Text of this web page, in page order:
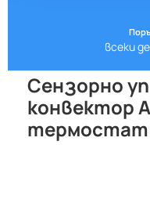
всеки
Сензорно
конвектор
термостат